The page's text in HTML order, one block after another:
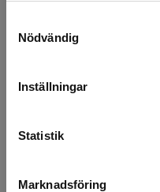
Nödvändig
Inställningar
Statistik
Marknadsföring